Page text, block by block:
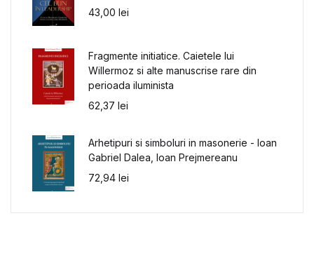
43,00 lei
Fragmente initiatice. Caietele lui
Willermoz si alte manuscrise rare din
perioada iluminista
62,37 lei
Arhetipuri si simboluri in masonerie - Ioan
Gabriel Dalea, Ioan Prejmereanu
72,94 lei